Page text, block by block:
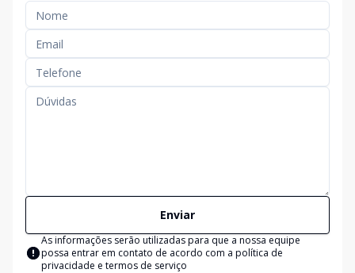
Enviar
As informações serão utilizadas para que a nossa equipe
possa entrar em contato de acordo com a política de
privacidade e termos de serviço